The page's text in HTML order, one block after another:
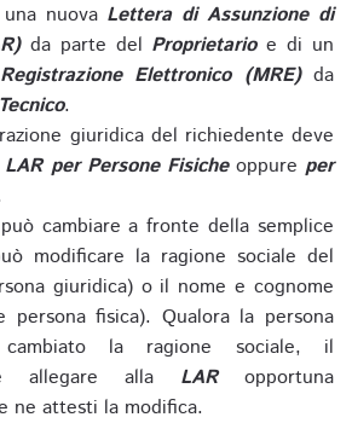
nuova Lettera di Assunzione di
da parte del Proprietarioe di un
Elettronico (MRE)da
.
giuridica del richiedente deve
LAR per Persone Fisicheoppure per
cambiare a fronte della semplice
modificare la ragione sociale del
giuridica) o il nome e cognome
persona fisica). Qualora la persona
cambiato la ragione sociale, il
alla LARopportuna
ne attesti la modifica.